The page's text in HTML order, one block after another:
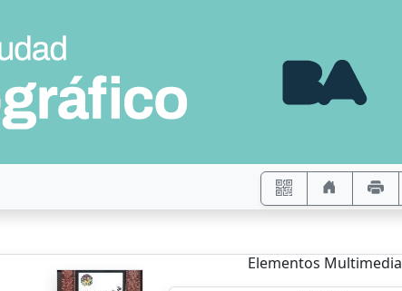
Elementos Multimedia